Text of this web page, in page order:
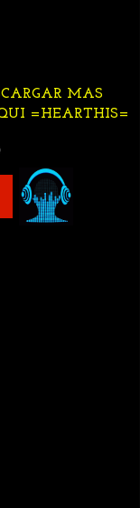
MAS
=HEARTHIS=